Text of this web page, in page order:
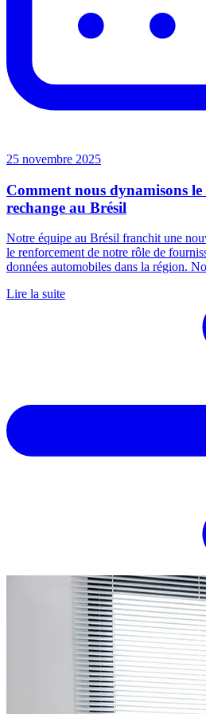
25 novembre 2025
Comment nous dynamisons le
rechange au Brésil
Notre équipe au Brésil franchit une
le renforcement de notre rôle de
données automobiles dans la région.
Lire la suite